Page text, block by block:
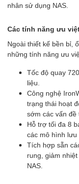
nhân sử dụng NAS.
Các tính năng ưu
Ngoài thiết kế bền bỉ,
những tính năng ưu
Tốc độ quay
liệu.
Công nghệ
trạng thái hoạt
sớm các vấn đề
Hỗ trợ tối đa 8
các mô hình lưu
Tích hợp sẵn
rung, giảm
NAS.